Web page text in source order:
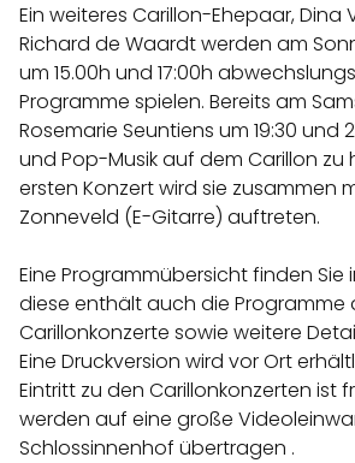
Ein weiteres Carillon-Ehepaar, Dina
Richard de Waardt werden am
um 15.00h und 17:00h
Programme spielen. Bereits am
Rosemarie Seuntiens um 19:30 und
und Pop-Musik auf dem Carillon zu
ersten Konzert wird sie zusammen
Zonneveld (E-Gitarre) auftreten.
Eine Programmübersicht finden Sie
diese enthält auch die Programme
Carillonkonzerte sowie weitere
Eine Druckversion wird vor Ort
Eintritt zu den Carillonkonzerten ist
werden auf eine große
Schlossinnenhof übertragen .